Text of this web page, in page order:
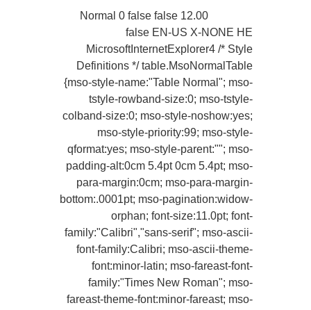
12.00 Normal 0 false false
false EN-US X-NONE HE
MicrosoftInternetExplorer4 /* Style
Definitions */ table.MsoNormalTable
{mso-style-name:"Table Normal"; mso-
tstyle-rowband-size:0; mso-tstyle-
colband-size:0; mso-style-noshow:yes;
mso-style-priority:99; mso-style-
qformat:yes; mso-style-parent:""; mso-
padding-alt:0cm 5.4pt 0cm 5.4pt; mso-
para-margin:0cm; mso-para-margin-
bottom:.0001pt; mso-pagination:widow-
orphan; font-size:11.0pt; font-
family:"Calibri","sans-serif"; mso-ascii-
font-family:Calibri; mso-ascii-theme-
font:minor-latin; mso-fareast-font-
family:"Times New Roman"; mso-
fareast-theme-font:minor-fareast; mso-